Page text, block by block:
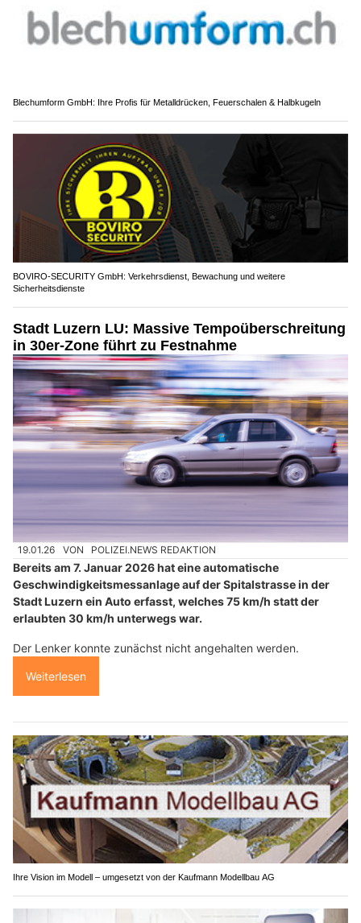
Blechumform GmbH: Ihre Profis für Metalldrücken, Feuerschalen & Halbkugeln
BOVIRO-SECURITY GmbH: Verkehrsdienst, Bewachung und weitere
Sicherheitsdienste
Stadt Luzern LU: Massive Tempoüberschreitung
in 30er-Zone führt zu Festnahme
19.01.26 VON POLIZEI.NEWS REDAKTION
Bereits am 7. Januar 2026 hat eine automatische
Geschwindigkeitsmessanlage auf der Spitalstrasse in der
Stadt Luzern ein Auto erfasst, welches 75 km/h statt der
erlaubten 30 km/h unterwegs war.
Der Lenker konnte zunächst nicht angehalten werden.
Weiterlesen
Ihre Vision im Modell – umgesetzt von der Kaufmann Modellbau AG